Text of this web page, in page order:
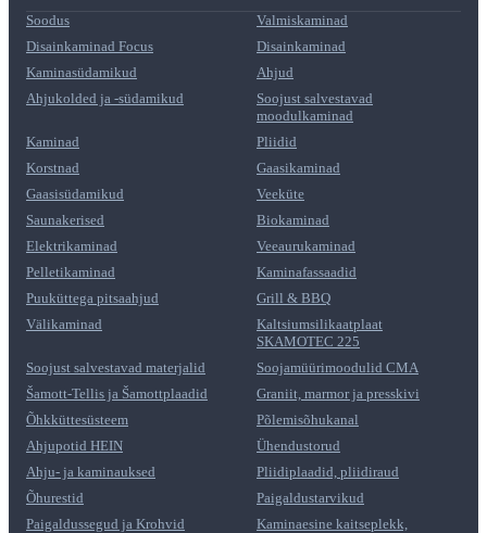
Soodus
Valmiskaminad
Disainkaminad Focus
Disainkaminad
Kaminasüdamikud
Ahjud
Ahjukolded ja -südamikud
Soojust salvestavad
moodulkaminad
Kaminad
Pliidid
Korstnad
Gaasikaminad
Gaasisüdamikud
Veeküte
Saunakerised
Biokaminad
Elektrikaminad
Veeaurukaminad
Pelletikaminad
Kaminafassaadid
Puuküttega pitsaahjud
Grill & BBQ
Välikaminad
Kaltsiumsilikaatplaat
SKAMOTEC 225
Soojust salvestavad materjalid
Soojamüürimoodulid CMA
Šamott-Tellis ja Šamottplaadid
Graniit, marmor ja presskivi
Õhkküttesüsteem
Põlemisõhukanal
Ahjupotid HEIN
Ühendustorud
Ahju- ja kaminauksed
Pliidiplaadid, pliidiraud
Õhurestid
Paigaldustarvikud
Paigaldussegud ja Krohvid
Kaminaesine kaitseplekk,